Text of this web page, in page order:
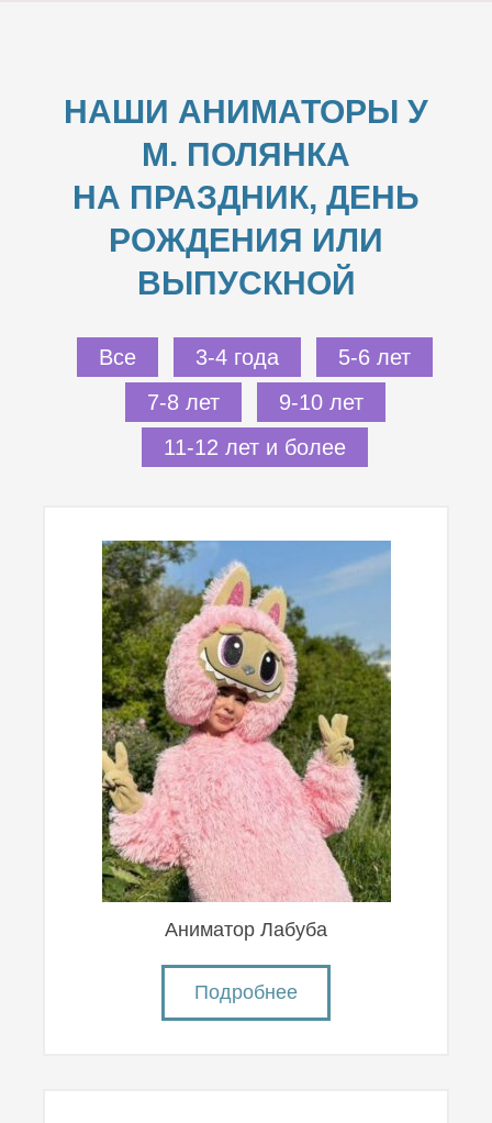
НАШИ АНИМАТОРЫ У
М. ПОЛЯНКА
НА ПРАЗДНИК, ДЕНЬ
РОЖДЕНИЯ ИЛИ
ВЫПУСКНОЙ
Все 3-4 года
5-6 лет
7-8 лет
9-10 лет
11-12 лет и более
Аниматор Лабуба
Подробнее